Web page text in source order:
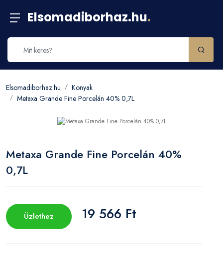
Elsomadiborhaz.hu.
Elsomadiborhaz.hu
Konyak
Metaxa Grande Fine Porcelán 40% 0,7L
Metaxa Grande Fine Porcelán 40%
0,7L
Üzlethez 19 566 Ft